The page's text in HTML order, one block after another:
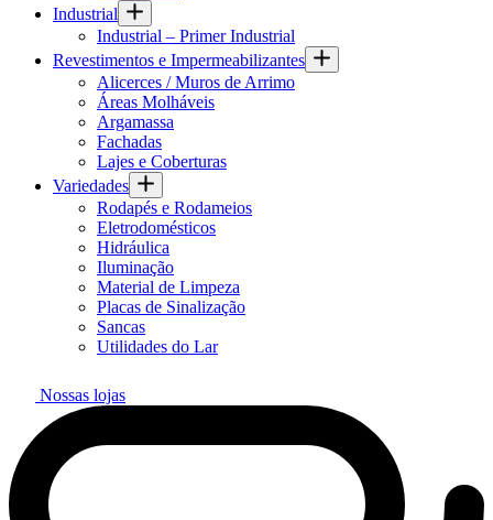
Industrial
Industrial – Primer Industrial
Revestimentos e Impermeabilizantes
Alicerces / Muros de Arrimo
Áreas Molháveis
Argamassa
Fachadas
Lajes e Coberturas
Variedades
Rodapés e Rodameios
Eletrodomésticos
Hidráulica
Iluminação
Material de Limpeza
Placas de Sinalização
Sancas
Utilidades do Lar
Nossas lojas